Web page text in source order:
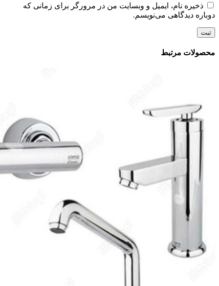
ذخیره نام، ایمیل و وبسایت من در مرورگر برای زمانی که
دوباره دیدگاهی می‌نویسم.
محصولات مرتبط